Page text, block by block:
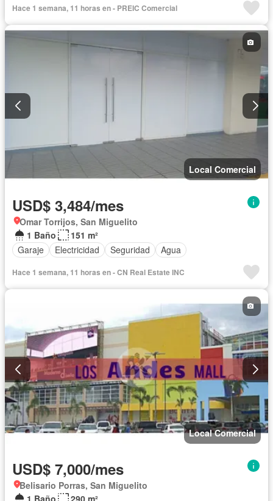
Hace 1 semana, 11 horas en - PREIC Comercial
Local Comercial
USD$ 3,484/mes
Omar Torrijos, San Miguelito
1 Baño
151 m²
Garaje
Electricidad Seguridad Agua
Hace 1 semana, 11 horas en - CN Real Estate INC
Local Comercial
USD$ 7,000/mes
Belisario Porras, San Miguelito